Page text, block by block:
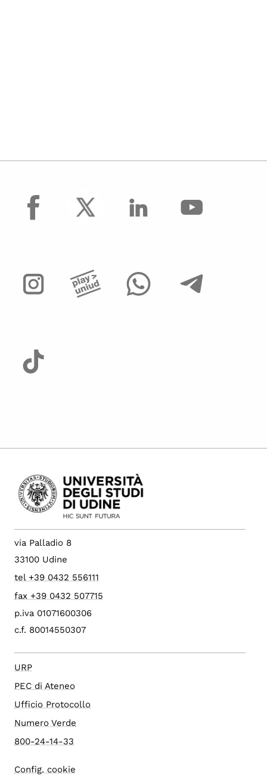
facebook
via Palladio 8
33100 Udine
tel +39 0432 556111
fax +39 0432 507715
p.iva 01071600306
c.f. 80014550307
URP
PEC di Ateneo
Ufficio Protocollo
Numero Verde
800-24-14-33
Config. cookie